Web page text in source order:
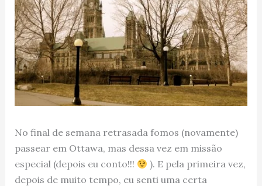
No final de semana retrasada fomos (novamente)
passear em Ottawa, mas dessa vez em missão
especial (depois eu conto!!!
). E pela primeira vez,
depois de muito tempo, eu senti uma certa